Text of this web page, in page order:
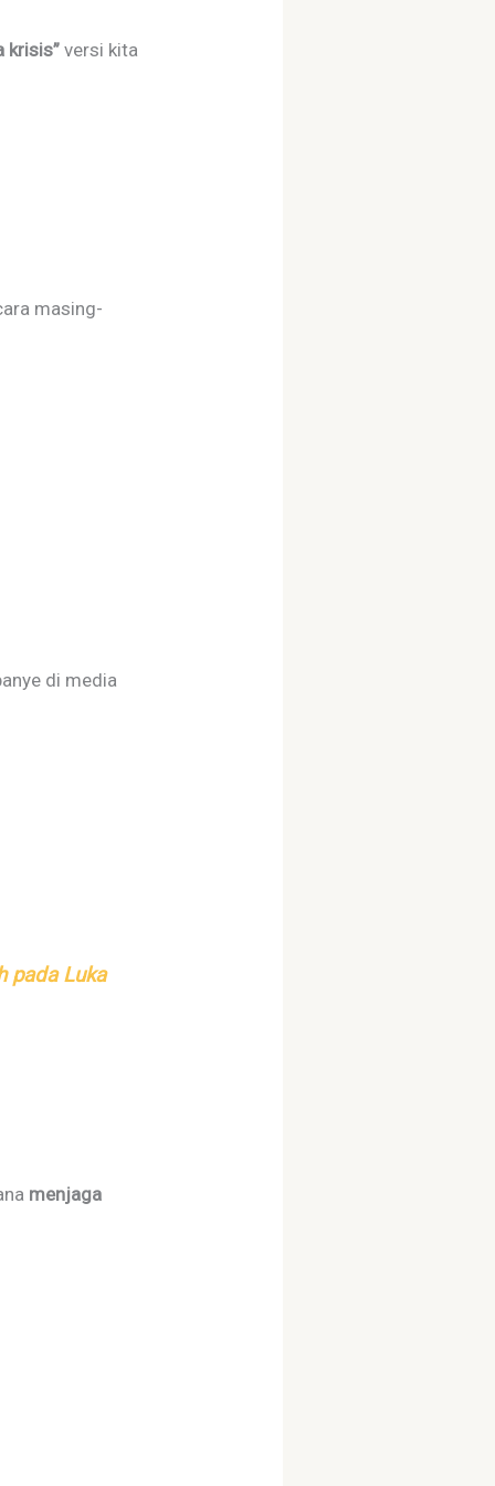
krisis” versi kita
masing-
di media
pada Luka
menjaga